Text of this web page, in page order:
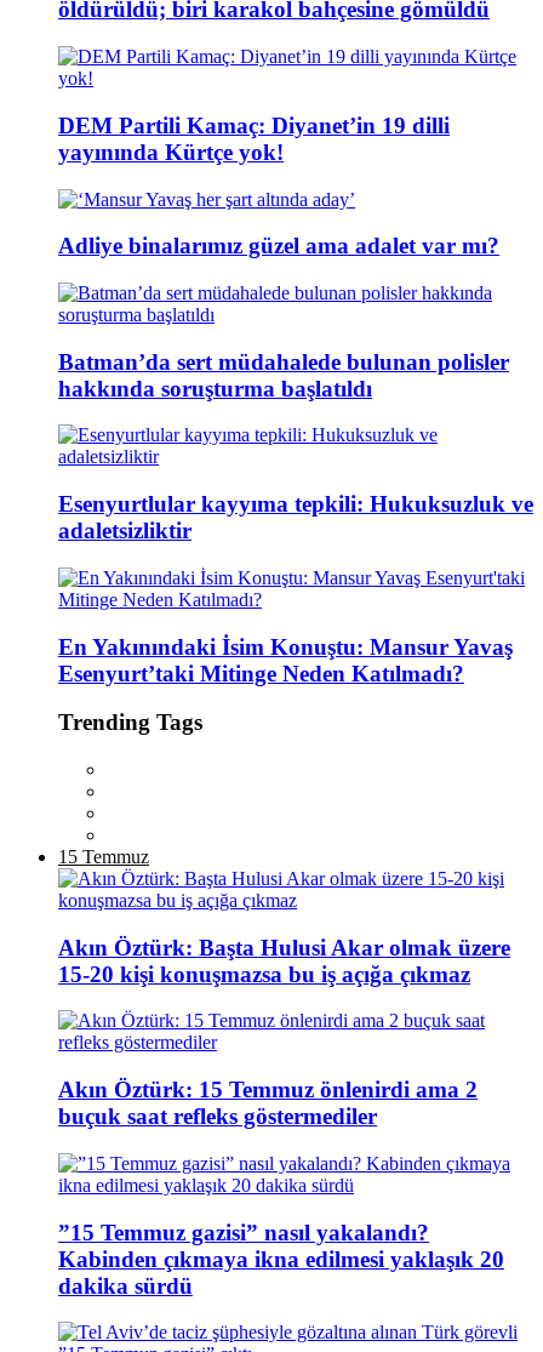
öldürüldü; biri karakol bahçesine gömüldü
DEM Partili Kamaç: Diyanet’in 19 dilli
yayınında Kürtçe yok!
Adliye binalarımız güzel ama adalet var mı?
Batman’da sert müdahalede bulunan polisler
hakkında soruşturma başlatıldı
Esenyurtlular kayyıma tepkili: Hukuksuzluk ve
adaletsizliktir
En Yakınındaki İsim Konuştu: Mansur Yavaş
Esenyurt’taki Mitinge Neden Katılmadı?
Trending Tags
15 Temmuz
Akın Öztürk: Başta Hulusi Akar olmak üzere
15-20 kişi konuşmazsa bu iş açığa çıkmaz
Akın Öztürk: 15 Temmuz önlenirdi ama 2
buçuk saat refleks göstermediler
”15 Temmuz gazisi” nasıl yakalandı?
Kabinden çıkmaya ikna edilmesi yaklaşık 20
dakika sürdü